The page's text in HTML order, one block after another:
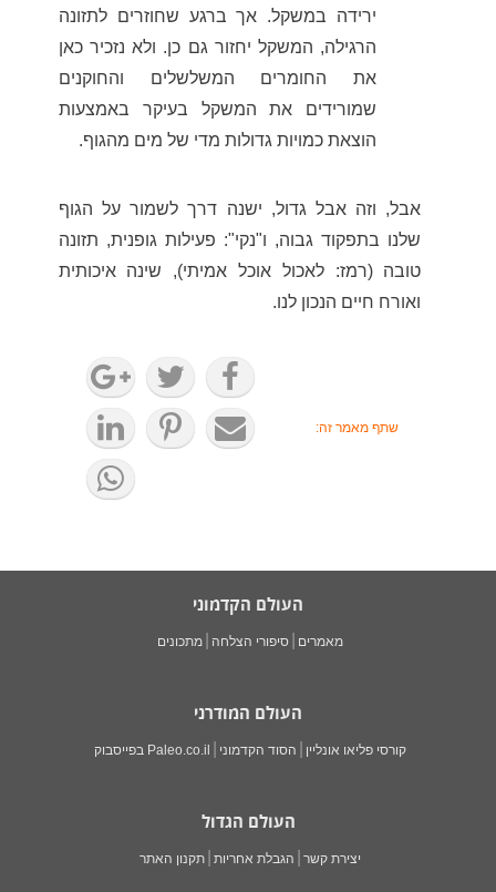
ירידה במשקל. אך ברגע שחוזרים לתזונה
הרגילה, המשקל יחזור גם כן. ולא נזכיר כאן
את החומרים המשלשלים והחוקנים
שמורידים את המשקל בעיקר באמצעות
הוצאת כמויות גדולות מדי של מים מהגוף.
אבל, וזה אבל גדול, ישנה דרך לשמור על הגוף
שלנו בתפקוד גבוה, ו"נקי": פעילות גופנית, תזונה
טובה (רמז: לאכול אוכל אמיתי), שינה איכותית
ואורח חיים הנכון לנו.
שתף מאמר זה:
העולם הקדמוני
מאמרים סיפורי הצלחה מתכונים
העולם המודרני
קורסי פליאו אונליין הסוד הקדמוני Paleo.co.il בפייסבוק
העולם הגדול
יצירת קשר הגבלת אחריות תקנון האתר